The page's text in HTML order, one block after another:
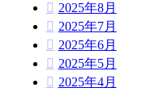
2025年8月
2025年7月
2025年6月
2025年5月
2025年4月